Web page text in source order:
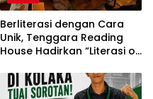
Berliterasi dengan Cara
Unik, Tenggara Reading
House Hadirkan “Literasi on
Atas Atap Sembari
Menikmati Senja